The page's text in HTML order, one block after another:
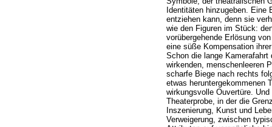
Identitäten hinzugeben. Eine
entziehen kann, denn sie
wie den Figuren im Stück:
vorübergehende Erlösung
eine süße Kompensation
Schon die lange
wirkenden, menschenleeren
scharfe Biege nach rechts
etwas heruntergekommenen
wirkungsvolle Ouvertüre.
Theaterprobe, in der die
Inszenierung, Kunst und
Verweigerung, zwischen